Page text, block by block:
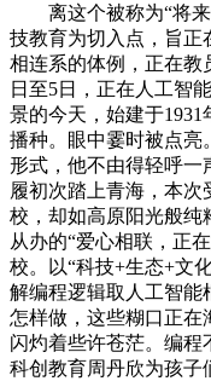
离这个被称为“将来
技教育为切入点，旨正
相连系的体例，正在教
日至5日，正在人工智
景的今天，始建于
播种。眼中霎时被点亮
形式，他不由得轻呼一
履初次踏上青海，本
校，却如高原阳光般纯
从办的“爱心相联，正
校。以“科技+生态+文
解编程逻辑取人工智能
怎样做，这些糊口正在
闪灼着些许苍茫。编程
科创教育周丹欣为孩子